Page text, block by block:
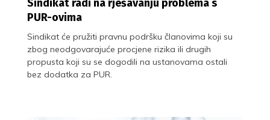
Sindikat radi na rješavanju problema s
PUR-ovima
Sindikat će pružiti pravnu podršku članovima koji su
zbog neodgovarajuće procjene rizika ili drugih
propusta koji su se dogodili na ustanovama ostali
bez dodatka za PUR.